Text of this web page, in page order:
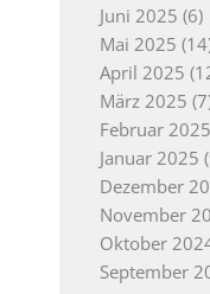
Juni 2025 (6)
Mai 2025
April 2025
März 2025
Februar 2025
Januar 2025
Dezember
November
Oktober
September